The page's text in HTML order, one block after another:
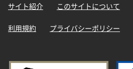
サイト紹介 このサイトについて
利用規約 プライバシーポリシー